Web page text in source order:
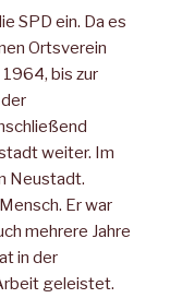
SPD ein. Da es
Ortsverein
bis zur
weiter. Im
Neustadt.
Er war
mehrere Jahre
in der
geleistet.